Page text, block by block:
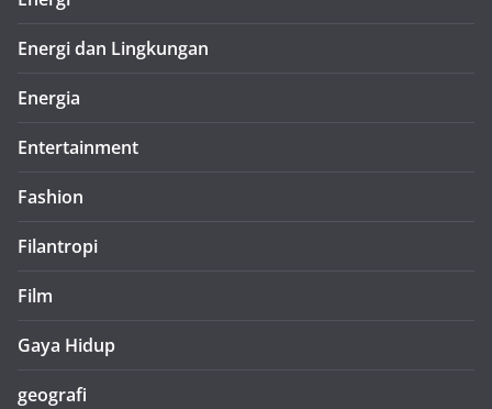
Energi dan Lingkungan
Energia
Entertainment
Fashion
Filantropi
Film
Gaya Hidup
geografi